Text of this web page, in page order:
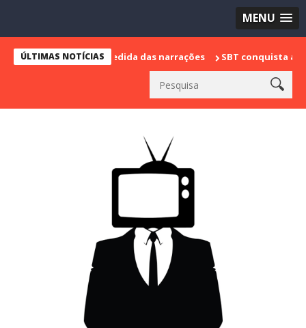
MENU
ÚLTIMAS NOTÍCIAS
sua despedida das narrações SBT conquista a vice